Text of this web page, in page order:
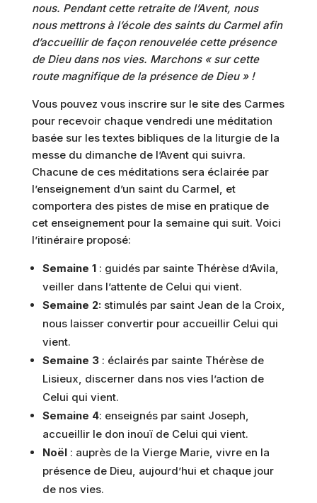
nous. Pendant cette retraite de l’Avent, nous
nous mettrons à l’école des saints du Carmel afin
d’accueillir de façon renouvelée cette présence
de Dieu dans nos vies. Marchons « sur cette
route magnifique de la présence de Dieu » !
Vous pouvez vous inscrire sur le site des Carmes
pour recevoir chaque vendredi une méditation
basée sur les textes bibliques de la liturgie de la
messe du dimanche de l’Avent qui suivra.
Chacune de ces méditations sera éclairée par
l’enseignement d’un saint du Carmel, et
comportera des pistes de mise en pratique de
cet enseignement pour la semaine qui suit. Voici
l’itinéraire proposé:
Semaine 1: guidés par sainte Thérèse d’Avila,
veiller dans l’attente de Celui qui vient.
Semaine 2:stimulés par saint Jean de la Croix,
nous laisser convertir pour accueillir Celui qui
vient.
Semaine 3: éclairés par sainte Thérèse de
Lisieux, discerner dans nos vies l’action de
Celui qui vient.
Semaine 4: enseignés par saint Joseph,
accueillir le don inouï de Celui qui vient.
Noël: auprès de la Vierge Marie, vivre en la
présence de Dieu, aujourd’hui et chaque jour
de nos vies.